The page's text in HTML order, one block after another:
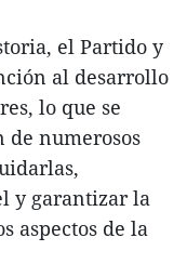
el Partido y
al desarrollo
lo que se
de numerosos
y garantizar la
aspectos de la